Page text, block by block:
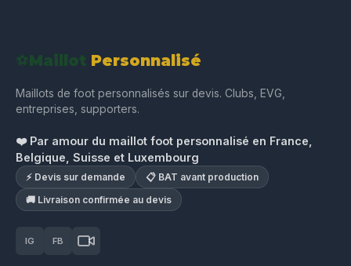
⚽Maillot Personnalisé
Maillots de foot personnalisés sur devis. Clubs, EVG,
entreprises, supporters.
❤️ Par amour du maillot foot personnalisé en France,
Belgique, Suisse et Luxembourg
⚡ Devis sur demande
📋 BAT avant production
🚚 Livraison confirmée au devis
IG FB